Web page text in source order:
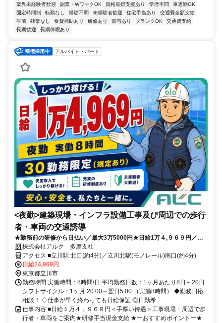
業界未経験者歓迎 副業・WワークOK 資格取得支援あり 学歴不問
車通勤OK
固定時間制
転勤なし 経験不問 未経験者歓迎 住宅手当あり
交通費全額支給
午前
残業なし 食費補助あり 研修あり 賞与あり ブランクOK
交通費支給
長期歓迎
長期休暇あり
アルバイト・パート
<夜勤>建築現場・インフラ設備工事及び周辺での歩行
者・車両の交通誘導
★勤務前の研修から日払い／最大3万5000円★日給1万４,９６９円／夜
勤８H／日払１万円迄OK！
株式会社アルク 多摩支社
アクセス ■立川駅 北口(約4分)／立川北駅(モノレール)南口(約4分)
日給14,969円
東京都立川市
勤務時間 実働時間：8時間/日 平均勤務日数：1ヶ月あたり8日～20日
シフトサイクル：1ヶ月 20:00～翌日5:00 （実働8時間） ◆勤務日応
相談！ ◇仕事が早く終わっても日給保証 ◎日勤希...
仕事内容 ■日給１万４，９６９円＜手厚い待遇＞工事現場・周辺で歩
行者・車両をご案内★研修手当現金支給 ★ーおすすめポイントー★